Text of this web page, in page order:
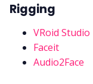
Rigging
VRoid Studio
Faceit
Audio2Face